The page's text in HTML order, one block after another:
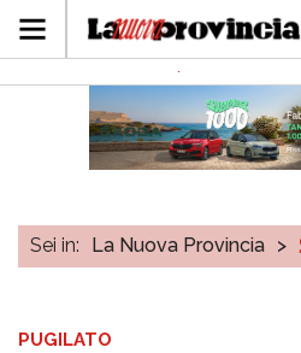
Sei in: La Nuova Provincia >
PUGILATO